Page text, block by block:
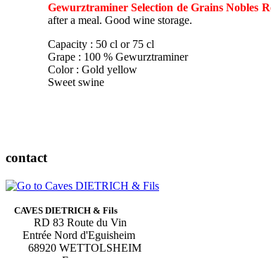
Gewurztraminer Selection de Grains Nobles
after a meal. Good wine storage.
Capacity : 50 cl or 75 cl
Grape : 100 % Gewurztraminer
Color : Gold yellow
Sweet swine
contact
CAVES DIETRICH & Fils
RD 83 Route du Vin
Entrée Nord d'Eguisheim
68920 WETTOLSHEIM